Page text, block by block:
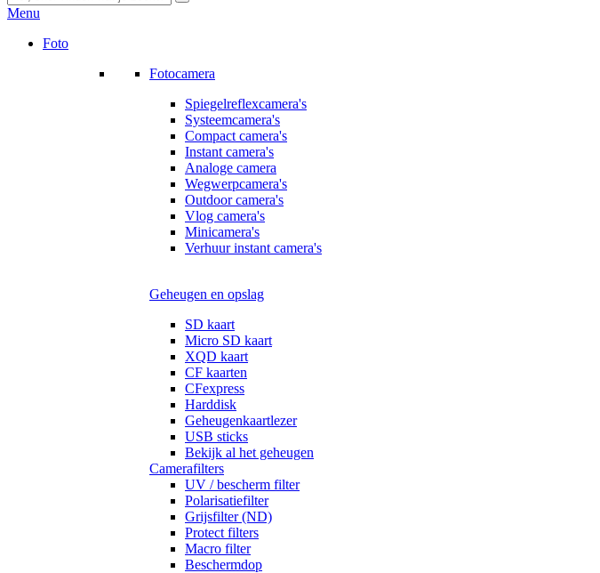
Menu
Foto
Fotocamera
Spiegelreflexcamera's
Systeemcamera's
Compact camera's
Instant camera's
Analoge camera
Wegwerpcamera's
Outdoor camera's
Vlog camera's
Minicamera's
Verhuur instant camera's
Geheugen en opslag
SD kaart
Micro SD kaart
XQD kaart
CF kaarten
CFexpress
Harddisk
Geheugenkaartlezer
USB sticks
Bekijk al het geheugen
Camerafilters
UV / bescherm filter
Polarisatiefilter
Grijsfilter (ND)
Protect filters
Macro filter
Beschermdop